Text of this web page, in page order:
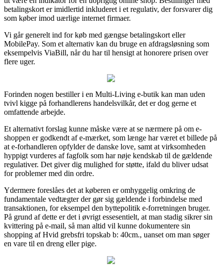
betalingskort er imidlertid inkluderet i et regulativ, der forsvarer dig
som køber imod uærlige internet firmaer.
Vi går generelt ind for køb med gængse betalingskort eller
MobilePay. Som et alternativ kan du bruge en afdragsløsning som
eksempelvis ViaBill, når du har til hensigt at honorere prisen over
flere uger.
Forinden nogen bestiller i en Multi-Living e-butik kan man uden
tvivl kigge på forhandlerens handelsvilkår, det er dog gerne et
omfattende arbejde.
Et alternativt forslag kunne måske være at se nærmere på om e-
shoppen er godkendt af e-mærket, som længe har været et billede på
at e-forhandleren opfylder de danske love, samt at virksomheden
hyppigt vurderes af fagfolk som har nøje kendskab til de gældende
regulativer. Det giver dig mulighed for støtte, ifald du bliver udsat
for problemer med din ordre.
Ydermere foreslåes det at køberen er omhyggelig omkring de
fundamentale vedtægter der gør sig gældende i forbindelse med
transaktionen, for eksempel den byttepolitik e-forretningen bruger.
På grund af dette er det i øvrigt essesentielt, at man stadig sikrer sin
kvittering på e-mail, så man altid vil kunne dokumentere sin
shopping af Hvid grebsfri topskab b: 40cm., uanset om man søger
en vare til en dreng eller pige.